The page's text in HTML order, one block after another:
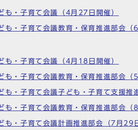
・子育て会議（4月27日開催）
・子育て会議教育・保育推進部会（6
・子育て会議（4月18日開催）
・子育て会議教育・保育推進部会（5
・子育て会議子ども・子育て支援推
・子育て会議教育・保育推進部会（8
・子育て会議計画推進部会（7月29